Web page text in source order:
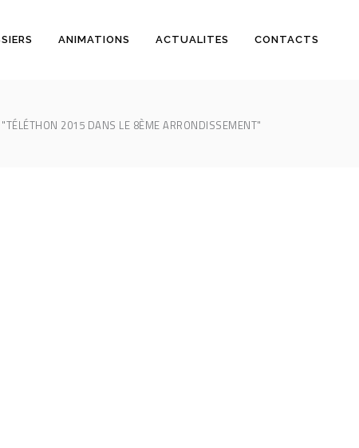
ANIMATIONS ACTUALITES CONTACTS
"TÉLÉTHON 2015 DANS LE 8ÈME ARRONDISSEMENT"